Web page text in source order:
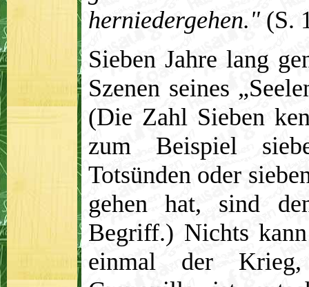
herniedergehen." (S.
Sieben Jahre lang
Szenen seines
(Die Zahl Sieben
zum Beispiel
Totsünden oder
gehen hat, sind
Begriff.) Nichts
einmal der